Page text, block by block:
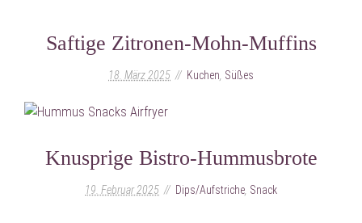
Saftige Zitronen-Mohn-Muffins
18. März 2025 Kuchen Süßes
Knusprige Bistro-Hummusbrote
19. Februar 2025 Dips/Aufstriche Snack